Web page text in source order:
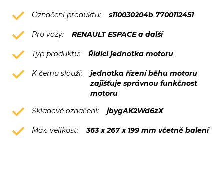
Označení produktu: s110030204b 7700112451
Pro vozy: RENAULT ESPACE a další
Typ produktu: Řídící jednotka motoru
K čemu slouží:
jednotka řízení běhu motoru
zajišťuje správnou funkčnost
motoru
Skladové označení:
jbygAK2Wd6zX
Max. velikost: 363 x 267 x 199 mm včetně balení